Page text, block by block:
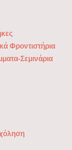
Φροντιστήρια
Σεμινάρια